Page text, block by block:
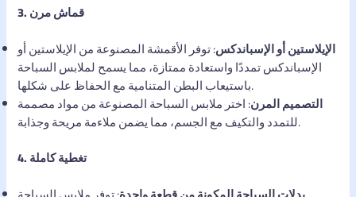
3. قماش مرن
الإيلاستين أو الإسباندكس: توفر الأقمشة المصنوعة من الإيلاستين أو
الإسباندكس تمددًا واستعادة ممتازة، مما يسمح لملابس السباحة
باستيعاب البطن المتنامية مع الحفاظ على شكلها.
التصميم المرن: اختر ملابس السباحة المصنوعة من مواد مصممة
للتمدد والتكيف مع الجسم، مما يضمن ملاءمة مريحة وجذابة.
4. تغطية كاملة